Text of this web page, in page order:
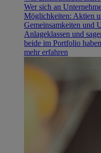
Wer sich an
Möglichkeiten: Aktien
Gemeinsamkeiten und
Anlageklassen und
beide im Portfolio
mehr erfahren